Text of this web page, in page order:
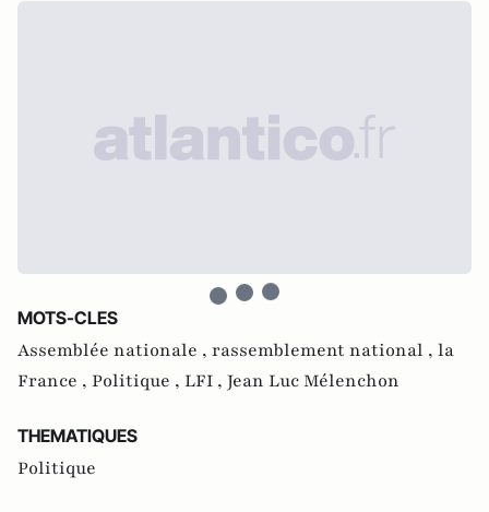
MOTS-CLES
Assemblée nationale , rassemblement national , la
France , Politique , LFI , Jean Luc Mélenchon
THEMATIQUES
Politique